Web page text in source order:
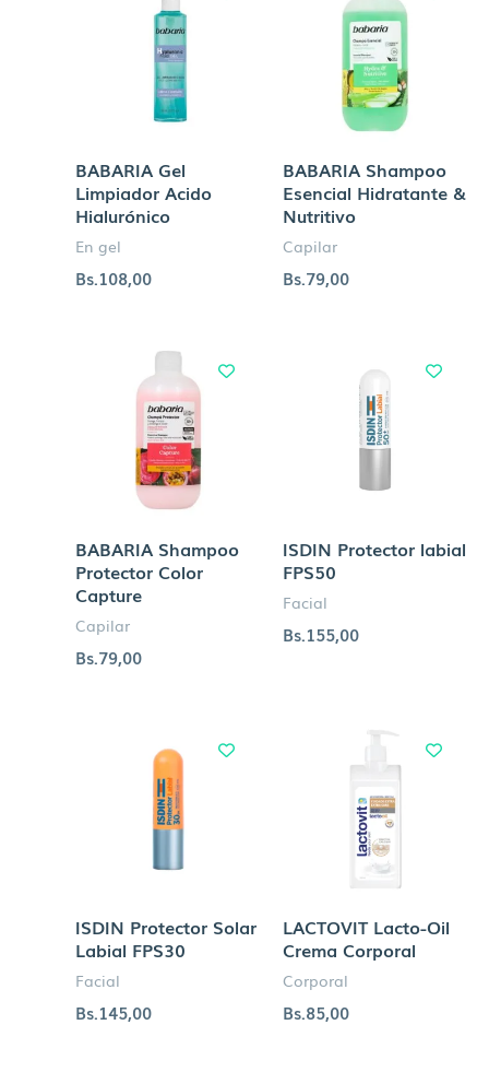
BABARIA Gel
Limpiador Acido
Hialurónico
En gel
Bs.108,00
BABARIA Shampoo
Esencial Hidratante &
Nutritivo
Capilar
Bs.79,00
BABARIA Shampoo
Protector Color
Capture
Capilar
Bs.79,00
ISDIN Protector labial
FPS50
Facial
Bs.155,00
ISDIN Protector Solar
Labial FPS30
Facial
Bs.145,00
LACTOVIT Lacto-Oil
Crema Corporal
Corporal
Bs.85,00